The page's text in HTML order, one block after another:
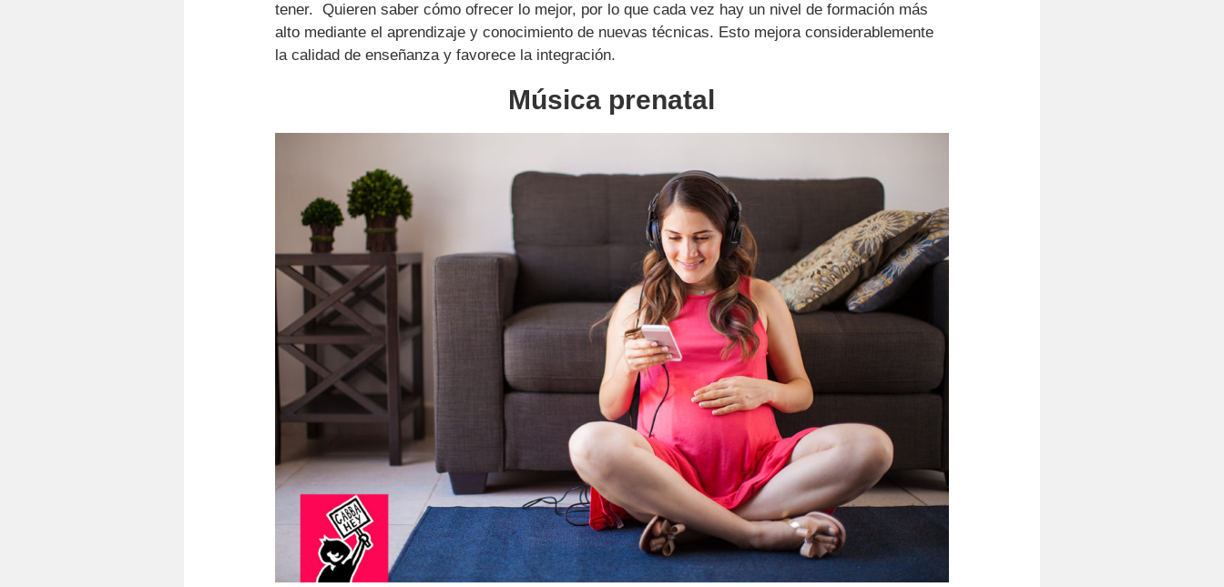
tener. Quieren saber cómo ofrecer lo mejor, por lo que cada vez hay un nivel de formación más
alto mediante el aprendizaje y conocimiento de nuevas técnicas. Esto mejora considerablemente
la calidad de enseñanza y favorece la integración.
Música prenatal